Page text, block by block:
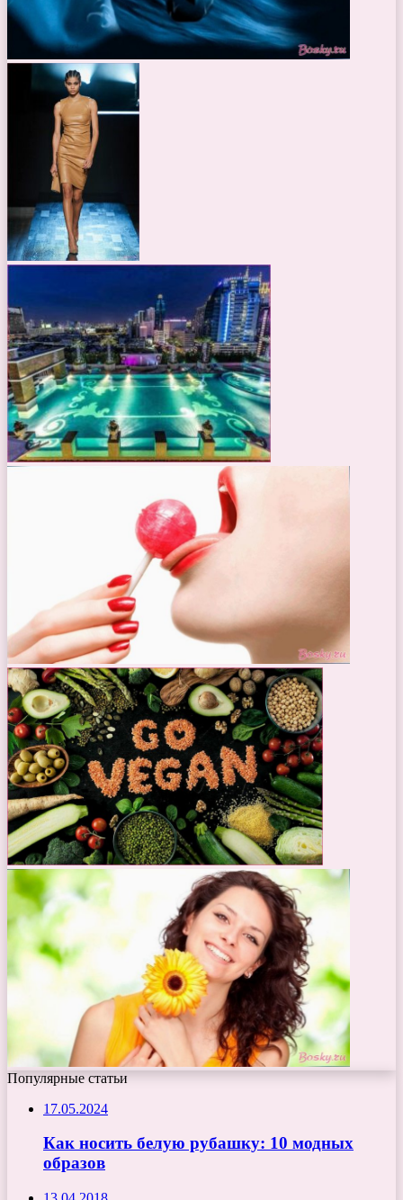
Популярные статьи
17.05.2024
Как носить белую рубашку: 10 модных
образов